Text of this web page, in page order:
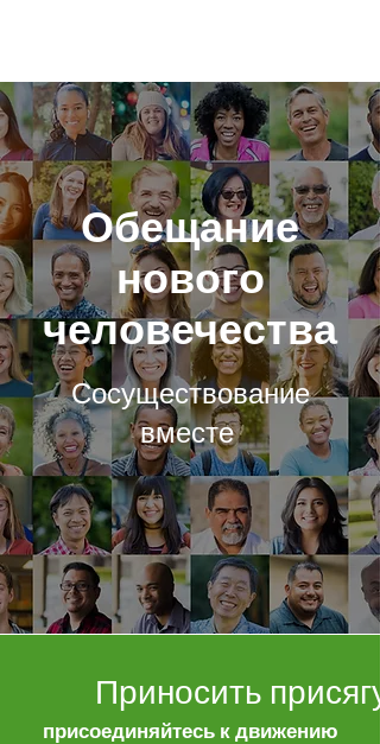
Обещание
нового
человечества
Сосуществование
вместе
Приносить присягу
присоединяйтесь к движению